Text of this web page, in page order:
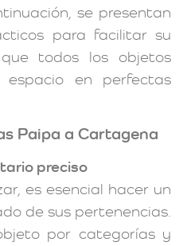
se presentan
para facilitar su
todos los objetos
en perfectas
Paipa a Cartagena
preciso
es esencial hacer un
de sus pertenencias.
por categorías y